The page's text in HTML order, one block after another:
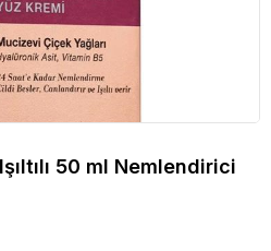
50 ml Nemlendirici